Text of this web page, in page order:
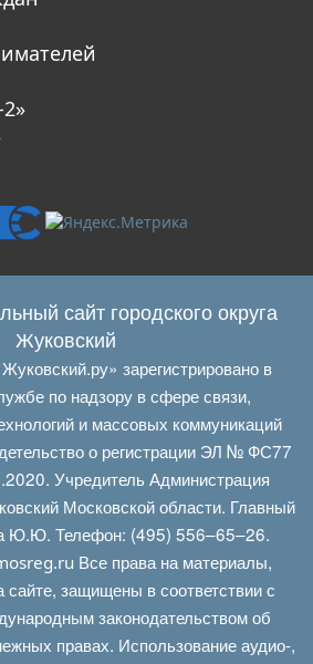
сайт городского округа
Жуковский
зарегистрировано в
по надзору в сфере связи,
и массовых коммуникаций
о регистрации ЭЛ № ФС77
Учредитель Администрация
Московской области. Главный
Ю.Ю. Телефон: (495) 556–65–26.
Все права на материалы,
сайте, защищены в соответствии с
законодательством об
правах. Использование аудио-,